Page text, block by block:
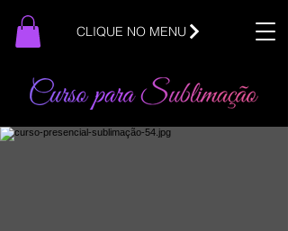
CLIQUE NO MENU